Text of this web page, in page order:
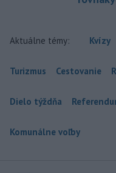
Aktuálne témy: Kvízy
Turizmus Cestovanie
Dielo týždňa
Komunálne voľby